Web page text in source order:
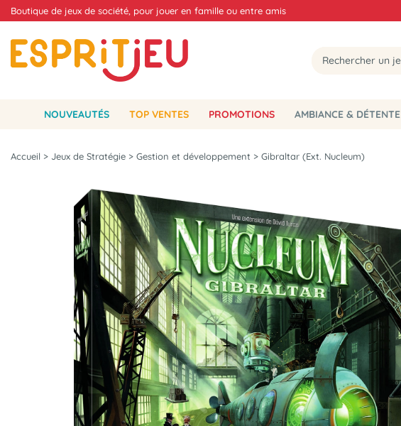
Boutique de jeux de société, pour jouer en famille ou entre amis
NOUVEAUTÉS TOP VENTES PROMOTIONS AMBIANCE & DÉTENTE
Accueil > Jeux de Stratégie > Gestion et développement > Gibraltar (Ext. Nucleum)